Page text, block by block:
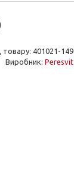
401021-149
Виробник: Peresvit